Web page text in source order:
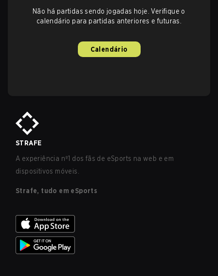
Não há partidas sendo jogadas hoje. Verifique o
calendário para partidas anteriores e futuras.
Calendário
STRAFE
A experiência nº1 dos fãs de eSports na web e em
dispositivos móveis.
Strafe, tudo em eSports